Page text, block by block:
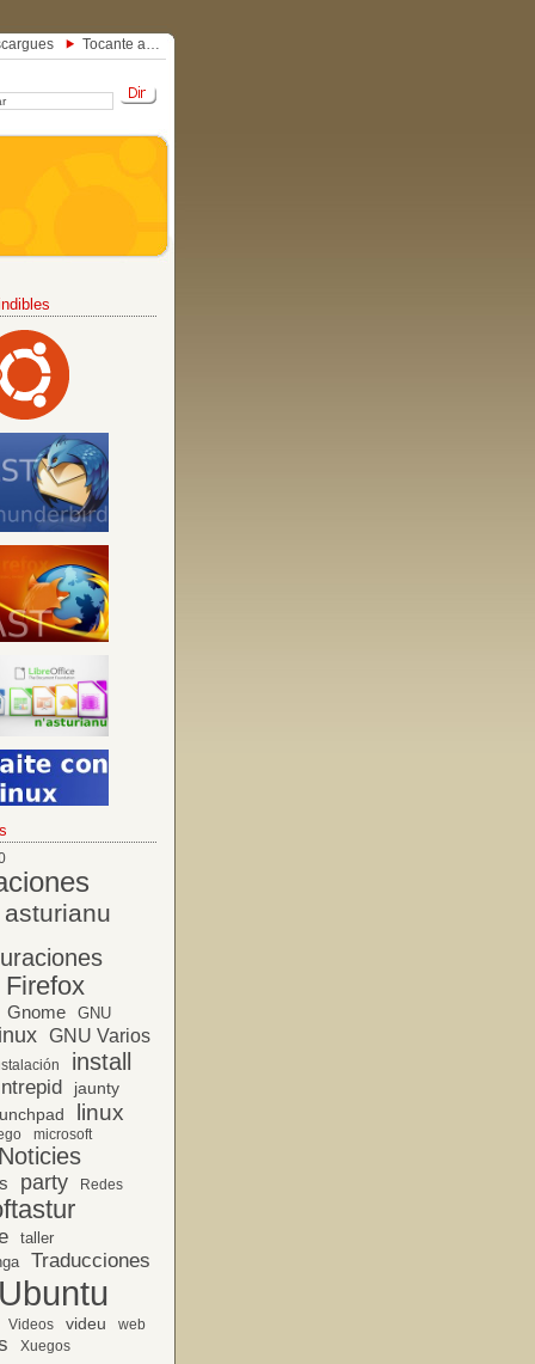
Tocante a…
asturianu
Firefox
Gnome GNU
GNU Varios
install
jaunty
linux
microsoft
Noticies
party Redes
taller
Traducciones
Ubuntu
Videos videu web
Xuegos